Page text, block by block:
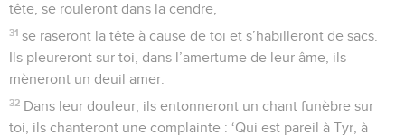
tête, se rouleront dans la cendre,
31 se raseront la tête à cause de toi et s’habilleront de sacs.
Ils pleureront sur toi, dans l’amertume de leur âme, ils
mèneront un deuil amer.
32 Dans leur douleur, ils entonneront un chant funèbre sur
toi, ils chanteront une complainte : ‘Qui est pareil à Tyr, à